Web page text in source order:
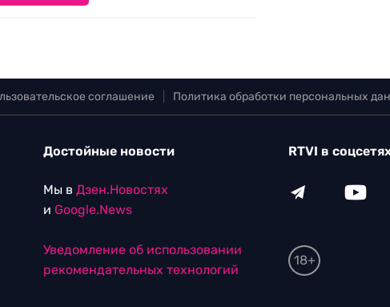
соглашение Политика обработки персональных
Достойные новости
Мы в Дзен.Новостях
и Google.News
Уведомление об использовании
рекомендательных технологий
RTVI в
18+